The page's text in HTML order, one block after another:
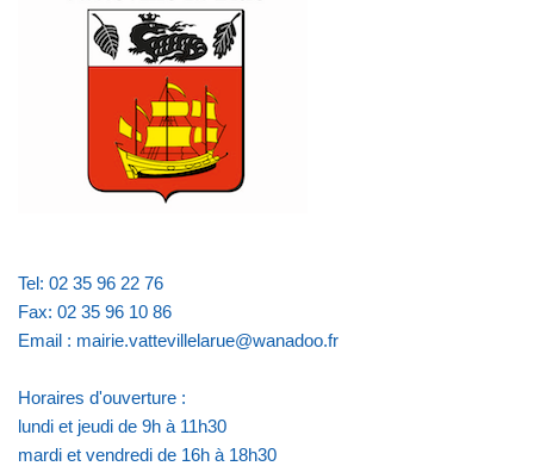
Tel: 02 35 96 22 76
Fax: 02 35 96 10 86
Email : mairie.vattevillelarue@wanadoo.fr
Horaires d'ouverture :
lundi et jeudi de 9h à 11h30
mardi et vendredi de 16h à 18h30